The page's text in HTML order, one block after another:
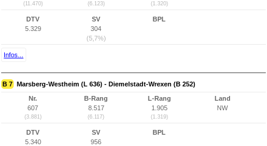
(11.470) (6.123) (1.320)
DTV
5.329
SV
304
(5,7%)
BPL
Infos...
B 7 Marsberg-Westheim (L 636) - Diemelstadt-Wrexen (B 252)
Nr.
607
(3.881)
B-Rang
8.517
(6.117)
L-Rang
1.905
(1.319)
Land
NW
DTV
5.340
SV
956
BPL